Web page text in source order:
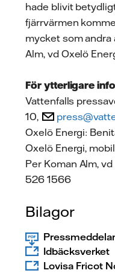
hade blivit
fjärrvärmen
mycket som andra
Alm, vd Oxelö
För ytterligare
Vattenfalls
10,
Oxelö Energi:
Oxelö Energi,
Per Koman Alm,
526 1566
Bilagor
Idbäcksverket
Lovisa Fricot